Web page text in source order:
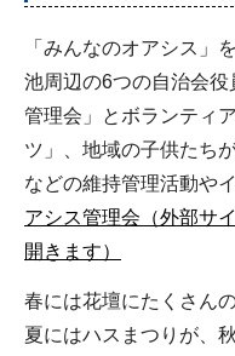
「みんなのオアシス」
池周辺の6つの自治会
管理会」とボランティ
ツ」、地域の子供たち
などの維持管理活動や
アシス管理会（外部サ
開きます）
春には花壇にたくさん
夏にはハスまつりが、